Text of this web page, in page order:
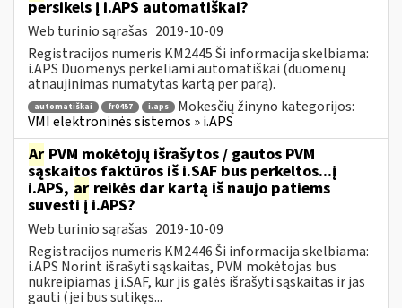
persikels į i.APS automatiškai?
Web turinio sąrašas 2019-10-09
Registracijos numeris KM2445 Ši informacija skelbiama:
i.APS Duomenys perkeliami automatiškai (duomenų
atnaujinimas numatytas kartą per parą).
automatiškai fr0457 i.aps
Mokesčių žinyno kategorijos:
VMI elektroninės sistemos » i.APS
Ar PVM mokėtojų išrašytos / gautos PVM
sąskaitos faktūros iš i.SAF bus perkeltos...į
i.APS, ar reikės dar kartą iš naujo patiems
suvesti į i.APS?
Web turinio sąrašas 2019-10-09
Registracijos numeris KM2446 Ši informacija skelbiama:
i.APS Norint išrašyti sąskaitas, PVM mokėtojas bus
nukreipiamas į i.SAF, kur jis galės išrašyti sąskaitas ir jas
gauti (jei bus sutikęs...